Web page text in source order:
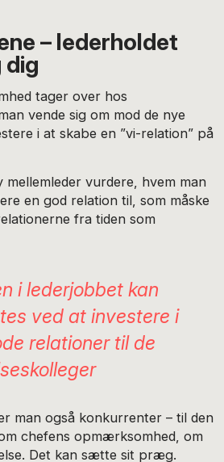
– lederholdet
dig
tager over hos
vende sig om mod de nye
i at skabe en ”vi-relation” på
mellemleder vurdere, hvem man
en god relation til, som måske
fra tiden som
i lederjobbet kan
ved at investere i
relationer til de
man også konkurrenter – til den
chefens opmærksomhed, om
Det kan sætte sit præg.